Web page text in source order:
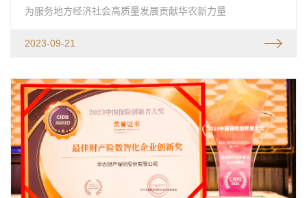
为服务地方经济社会高质量发展贡献华农新力量
2023-09-21